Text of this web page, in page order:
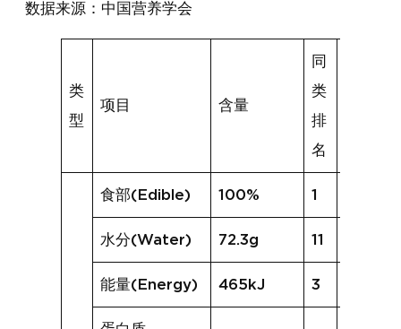
数据来源：中国营养学会
类
型
项目 含量
同
类
排
名
食部(Edible) 100% 1
水分(Water) 72.3g 11
能量(Energy) 465kJ 3